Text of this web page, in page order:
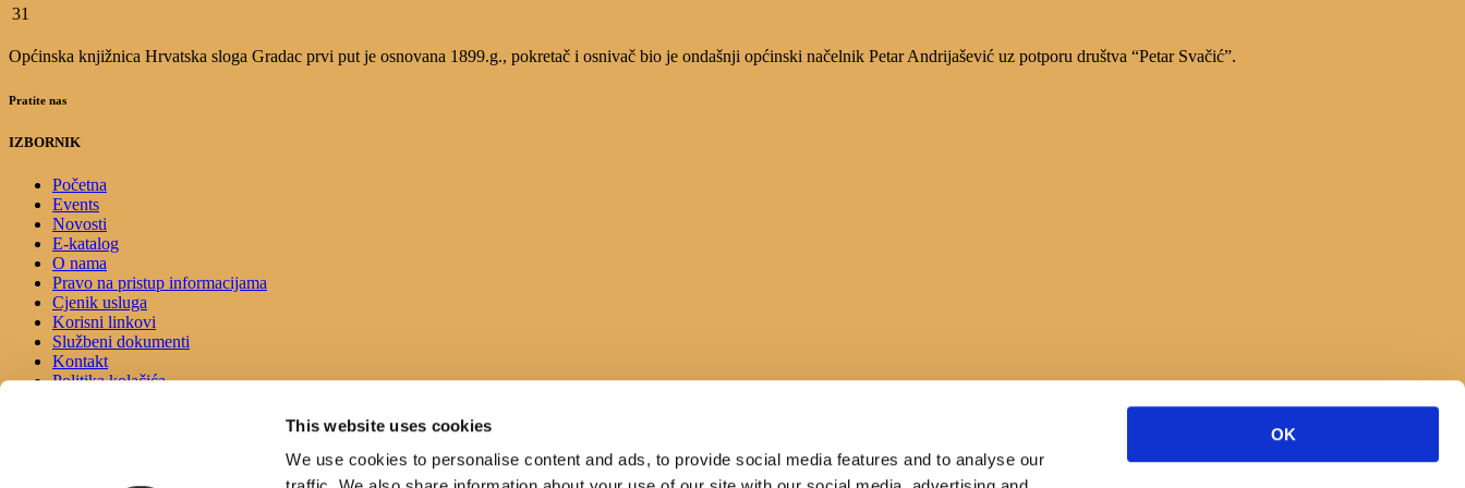
This website uses cookies
We use cookies to personalise content and ads, to provide social media features and to analyse our
OK
31
Općinska knjižnica Hrvatska sloga Gradac prvi put je osnovana 1899.g., pokretač i osnivač bio je ondašnji općinski načelnik Petar Andrijašević uz potporu društva “Petar Svačić”.
Pratite nas
IZBORNIK
Početna
Events
Novosti
E-katalog
O nama
Pravo na pristup informacijama
Cjenik usluga
Korisni linkovi
Službeni dokumenti
Kontakt
Politika kolačića